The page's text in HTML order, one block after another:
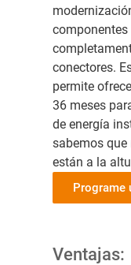
conectores.
permite
36 meses
de energía
sabemos
están a la
Programe
Ventajas: